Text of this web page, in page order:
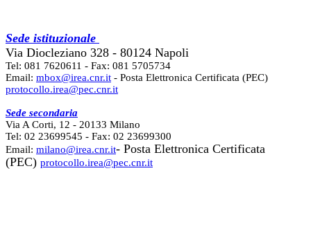
Sede istituzionale
Via Diocleziano 328 - 80124 Napoli
Tel: 081 7620611 - Fax: 081 5705734
Email: mbox@irea.cnr.it - Posta Elettronica Certificata (PEC)
protocollo.irea@pec.cnr.it
Sede secondaria
Via A Corti, 12 - 20133 Milano
Tel: 02 23699545 - Fax: 02 23699300
Email: milano@irea.cnr.it- Posta Elettronica Certificata
(PEC) protocollo.irea@pec.cnr.it